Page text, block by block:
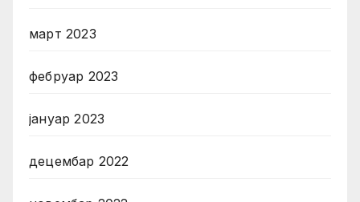
март 2023
фебруар 2023
јануар 2023
децембар 2022